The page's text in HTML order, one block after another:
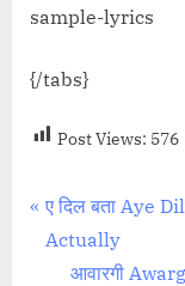
sample-lyrics
{/tabs}
Post Views: 576
Post
P
r
ए दिल बता Aye
Actually
N
आवारगी